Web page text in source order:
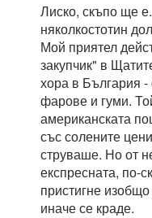
Лиско, скъпо ще
няколкостотин
Мой приятел
закупчик" в
хора в България -
фарове и гуми.
американската
със солените
струваше. Но от
експресната, по-
пристигне
иначе се краде.